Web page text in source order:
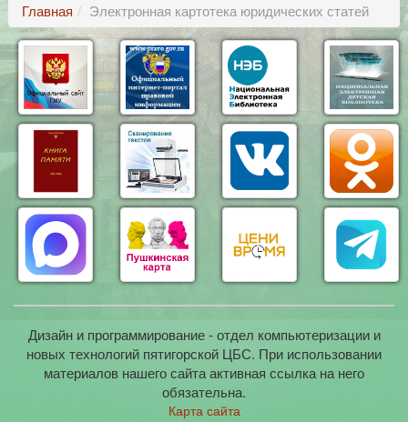
Главная Электронная картотека юридических статей
Дизайн и программирование - отдел компьютеризации и
новых технологий пятигорской ЦБС. При использовании
материалов нашего сайта активная ссылка на него
обязательна.
Карта сайта